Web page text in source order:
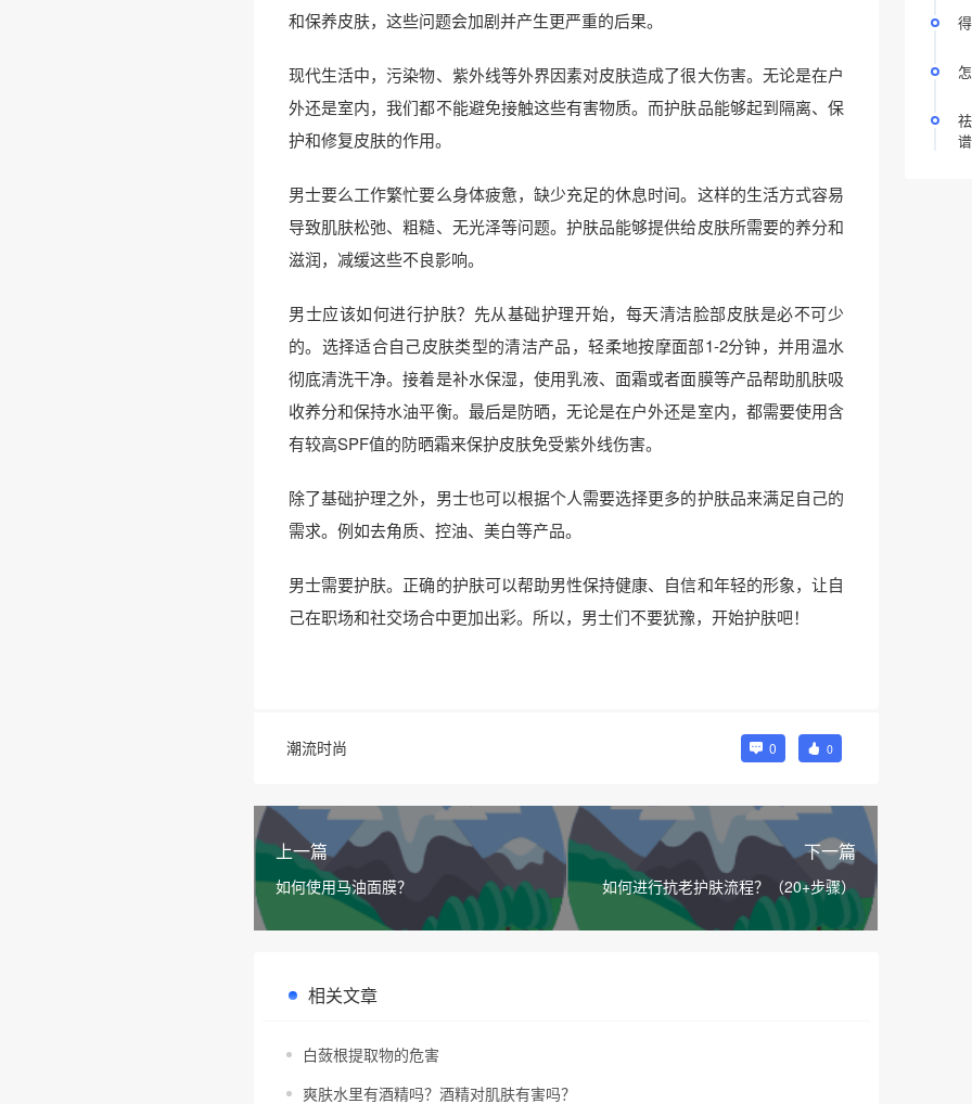
和保养皮肤，这些问题会加剧并产生更严重的后果。
现代生活中，污染物、紫外线等外界因素对皮肤造成了很大伤害。无论是在户
外还是室内，我们都不能避免接触这些有害物质。而护肤品能够起到隔离、保
护和修复皮肤的作用。
男士要么工作繁忙要么身体疲惫，缺少充足的休息时间。这样的生活方式容易
导致肌肤松弛、粗糙、无光泽等问题。护肤品能够提供给皮肤所需要的养分和
滋润，减缓这些不良影响。
男士应该如何进行护肤？先从基础护理开始，每天清洁脸部皮肤是必不可少
的。选择适合自己皮肤类型的清洁产品，轻柔地按摩面部1-2分钟，并用温水
彻底清洗干净。接着是补水保湿，使用乳液、面霜或者面膜等产品帮助肌肤吸
收养分和保持水油平衡。最后是防晒，无论是在户外还是室内，都需要使用含
有较高SPF值的防晒霜来保护皮肤免受紫外线伤害。
除了基础护理之外，男士也可以根据个人需要选择更多的护肤品来满足自己的
需求。例如去角质、控油、美白等产品。
男士需要护肤。正确的护肤可以帮助男性保持健康、自信和年轻的形象，让自
己在职场和社交场合中更加出彩。所以，男士们不要犹豫，开始护肤吧！
潮流时尚 0 0
上一篇
如何使用马油面膜？
下一篇
如何进行抗老护肤流程？（20+步骤）
相关文章
白蔹根提取物的危害
爽肤水里有酒精吗？酒精对肌肤有害吗？